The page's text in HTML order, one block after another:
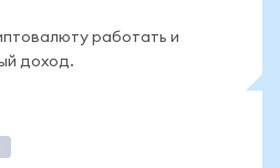
работать и
доход.